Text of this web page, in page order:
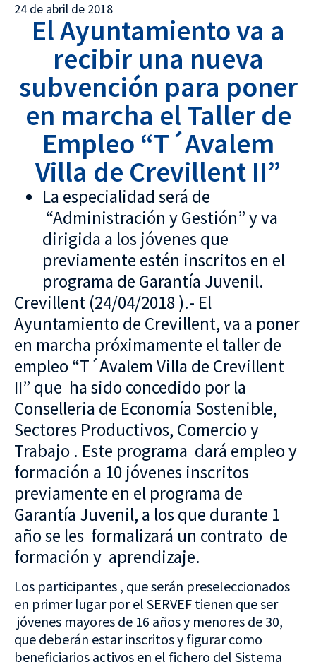
24 de abril de 2018
El Ayuntamiento va a
recibir una nueva
subvención para poner
en marcha el Taller de
Empleo “T´Avalem
Villa de Crevillent II”
La especialidad será de
“Administración y Gestión” y va
dirigida a los jóvenes que
previamente estén inscritos en el
programa de Garantía Juvenil.
Crevillent (24/04/2018 ).- El
Ayuntamiento de Crevillent, va a poner
en marcha próximamente el taller de
empleo “T´Avalem Villa de Crevillent
II” que ha sido concedido por la
Conselleria de Economía Sostenible,
Sectores Productivos, Comercio y
Trabajo . Este programa dará empleo y
formación a 10 jóvenes inscritos
previamente en el programa de
Garantía Juvenil, a los que durante 1
año se les formalizará un contrato de
formación y aprendizaje.
Los participantes , que serán preseleccionados
en primer lugar por el SERVEF tienen que ser
jóvenes mayores de 16 años y menores de 30,
que deberán estar inscritos y figurar como
beneficiarios activos en el fichero del Sistema